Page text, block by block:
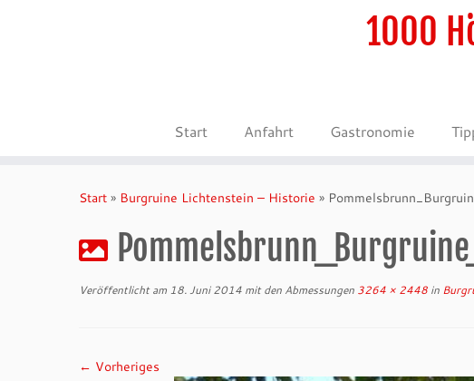
1000
Start Anfahrt Gastronomie
Start » Burgruine Lichtenstein – Historie »
Veröffentlicht am 18. Juni 2014 mit den Abmessungen 3264 × 2448 in
← Vorheriges